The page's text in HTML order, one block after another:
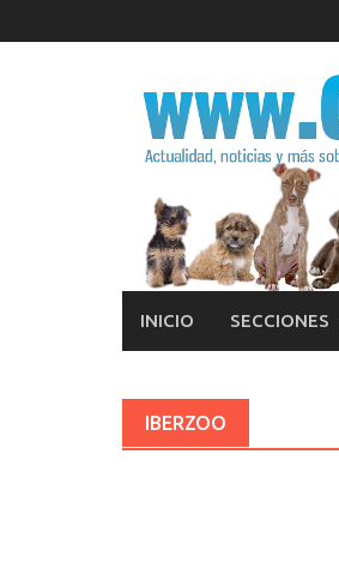
al
INICIO SECCIONES
IBERZOO